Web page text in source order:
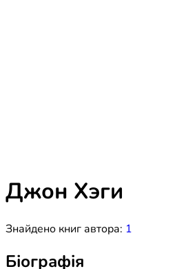
полиці.
Джон Хэги
Знайдено книг автора: 1
Біографія